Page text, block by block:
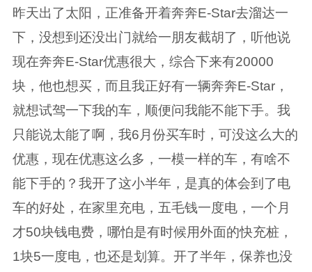
昨天出了太阳，正准备开着奔奔E-Star去溜达一
下，没想到还没出门就给一朋友截胡了，听他说
现在奔奔E-Star优惠很大，综合下来有20000
块，他也想买，而且我正好有一辆奔奔E-Star，
就想试驾一下我的车，顺便问我能不能下手。我
只能说太能了啊，我6月份买车时，可没这么大的
优惠，现在优惠这么多，一模一样的车，有啥不
能下手的？我开了这小半年，是真的体会到了电
车的好处，在家里充电，五毛钱一度电，一个月
才50块钱电费，哪怕是有时候用外面的快充桩，
1块5一度电，也还是划算。开了半年，保养也没